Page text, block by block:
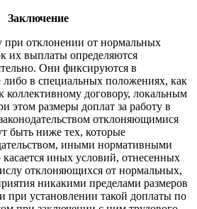
Заключение
при отклонении от нормальных
их выплаты определяются
Они фиксируются в
либо в специальных положениях, как
коллективному договору, локальным
этом размеры доплат за работу в
отклоняющимися
быть ниже тех, которые
иными нормативными
иных условий, отнесенных
отклоняющихся от нормальных,
никакими пределами размеров
при установлении такой доплаты по